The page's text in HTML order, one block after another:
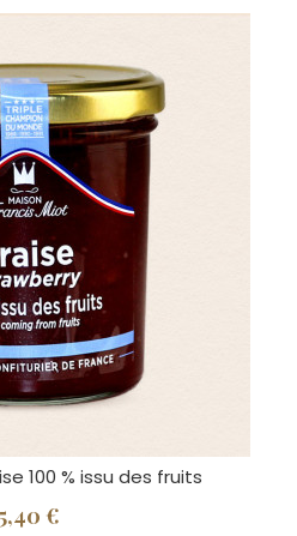
100 % issu des fruits
5,40 €